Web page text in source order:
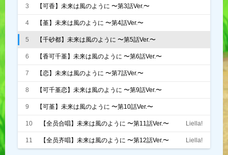
夜间模式
浅阴影 深阴影
それでも進みたいんだ【尽管如此还是想继续前
心おさえつけるの無理さ【压抑自己的内心已不切
あきらめない！【永远不要放弃！】
決めたから【因为已经下定决心】
泣いて笑って【哭也好笑也罢】
頑張っちゃうよ【我们都要尽力而为】
限界 超えたいね【想要超越极限】
信じることが大事だと【信念尤为重要】
自分に言い聞かせたら【如果这样告诉自己】
もっと もっと 遠く【就能去往更远的地方】
小さな存在だけど【虽然我们现在还很渺小】
負けないよ【我就不会认输】
本気で飛ぼう さあ一緒に飛ぼうよ【真正地飞越
一切 来吧 一起飞翔吧】
澁谷かのん（CV.伊達さゆり）
3 【可香】未来は風のように 〜第3話Ver.〜
澁谷かのん（CV.伊達さゆり）、唐 可可（CV.Liyuu）
4 【堇】未来は風のように 〜第4話Ver.〜
平安名すみれ（CV.ペイトン尚未）
5 【千砂都】未来は風のように 〜第5話Ver.〜
嵐 千砂都（CV.岬 なこ）
6 【香可千堇】未来は風のように 〜第6話Ver.〜
澁谷かのん（CV.伊達さゆり）、唐 可可（CV.Liyuu）、嵐 千砂
都（CV.岬 なこ）、平安名すみれ（CV.ペイトン尚未）
7 【恋】未来は風のように 〜第7話Ver.〜
葉月 恋（CV.青山なぎさ）
8 【可千堇恋】未来は風のように 〜第9話Ver.〜
唐 可可（CV.Liyuu）、嵐 千砂都（CV.岬 なこ）、平安名すみれ
（CV.ペイトン尚未）、葉月 恋（CV.青山なぎさ）
9 【可堇】未来は風のように 〜第10話Ver.〜
唐可可(CV.Liyuu)、平安名すみれ(CV.ペイトン尚未)、葉月恋
（CV.青山なぎさ）
10 【全员合唱】未来は風のように 〜第11話Ver.〜 Liella!
11 【全员齐唱】未来は風のように 〜第12話Ver.〜 Liella!